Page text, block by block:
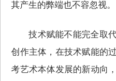
其产生的弊端也不容忽视。
技术赋能不能完全取
创作主体，在技术赋能的
考艺术本体发展的新动向